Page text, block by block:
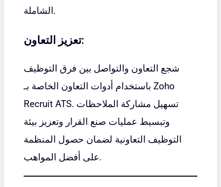
الشاملة.
تعزيز التعاون:
شجع التعاون والتواصل بين فرق التوظيف
باستخدام أدوات التعاون الخاصة بـ Zoho
Recruit ATS. تسهيل مشاركة الملاحظات
وتبسيط عمليات صنع القرار وتعزيز بيئة
التوظيف التعاونية لضمان حصول المنظمة
على أفضل المواهب.